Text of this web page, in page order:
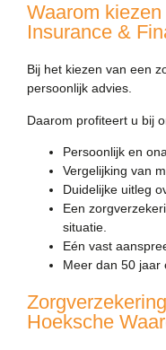
Waarom
Insurance &
Bij het kiezen van een
persoonlijk advies.
Daarom profiteert u bij
Persoonlijk en
Vergelijking van
Duidelijke uitleg
Een
situatie.
Eén vast
Meer dan 50 jaar
Hoeksche